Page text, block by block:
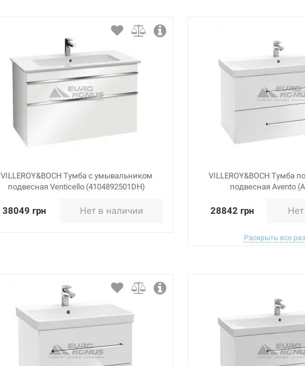
VILLEROY&BOCH Тумба с умывальником
подвесная Venticello (4104892501DH)
38049 грн Нет в наличии
VILLEROY&BOCH Тумба
подвесная Avento
28842 грн
Раскрыть все